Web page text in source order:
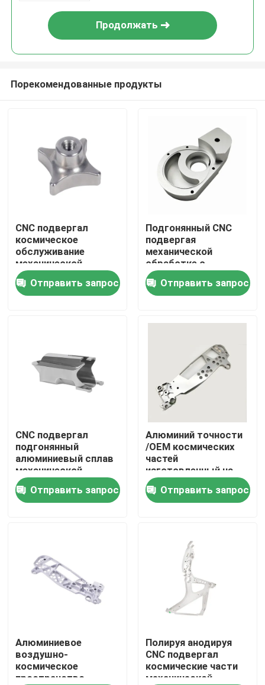
Продукты
О нас
Путешествие фабрики
Свяжитесь мы
Случаи
Cnc точности подвергал части механической
Продолжать
Порекомендованные продукты
CNC подвергал
космическое
обслуживание
механической
обработке частей
OEM/ODM, измерение
с CMM, оплату PayPal
Отправить запрос
Подгонянный CNC
подвергая
механической
обработке с
высокой точностью
измерения и Etc.
Поверхностью
Отправить запрос
CNC подвергал
подгонянный
алюминиевый сплав
механической
обработке
космические части
поставили морским
Отправить запрос
Алюминий точности
/OEM космических
частей
изготовленный на
заказ/алюминиевый
CNC подвергли части
механической
Отправить запрос
Алюминиевое
воздушно-
космическое
пространство
Полируя анодируя
CNC подвергал
космические части
механической